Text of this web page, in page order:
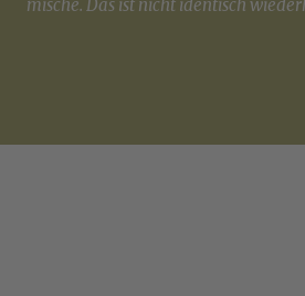
mische. Das ist nicht identisch